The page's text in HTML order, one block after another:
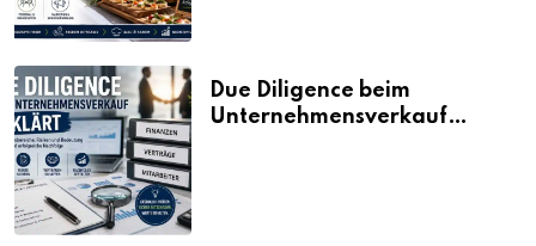
Due Diligence beim
Unternehmensverkauf